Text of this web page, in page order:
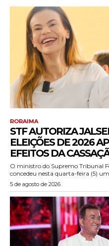
RORAIMA
STF AUTORIZA
ELEIÇÕES DE 2026
EFEITOS DA
O ministro do Supremo Tribunal
concedeu nesta quarta-feira (5)
5 de agosto de 2026